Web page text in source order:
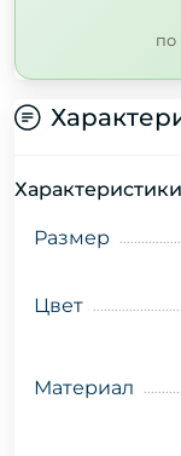
по
Характеристики
Размер
Цвет
Материал